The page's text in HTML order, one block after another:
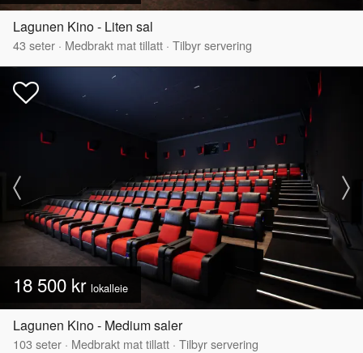
Lagunen Kino - Liten sal
43 seter · Medbrakt mat tillatt · Tilbyr servering
18 500 kr lokalleie
Lagunen Kino - Medium saler
103 seter · Medbrakt mat tillatt · Tilbyr servering